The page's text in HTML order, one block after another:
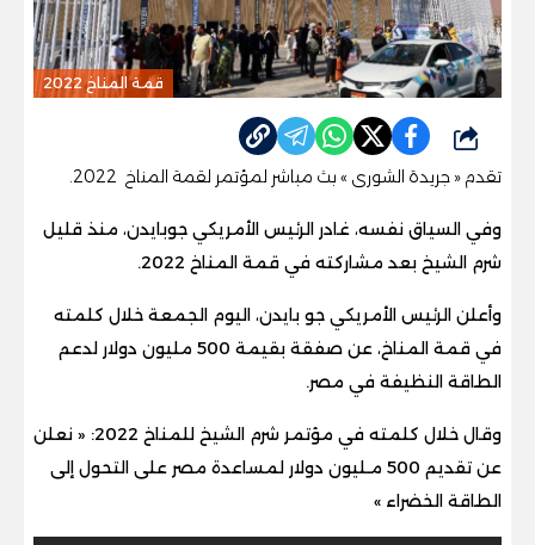
قمة المناخ 2022
شارك
تقدم « جريدة الشورى » بث مباشر لمؤتمر لقمة المناخ 2022.
وفي السياق نفسه، غادر الرئيس الأمريكي جوبايدن، منذ قليل
شرم الشيخ بعد مشاركته في قمة المناخ 2022.
وأعلن الرئيس الأمريكي جو بايدن، اليوم الجمعة خلال كلمته
في قمة المناخ، عن صفقة بقيمة 500 مليون دولار لدعم
الطاقة النظيفة في مصر.
وقال خلال كلمته في مؤتمر شرم الشيخ للمناخ
: « نعلن
عن تقديم 500 مـليون دولار لمساعدة مصر على التحول إلى
الطاقة الخضراء »